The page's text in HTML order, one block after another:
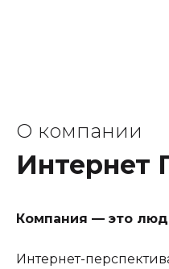
О компании
Интернет
Компания — это
Интернет-